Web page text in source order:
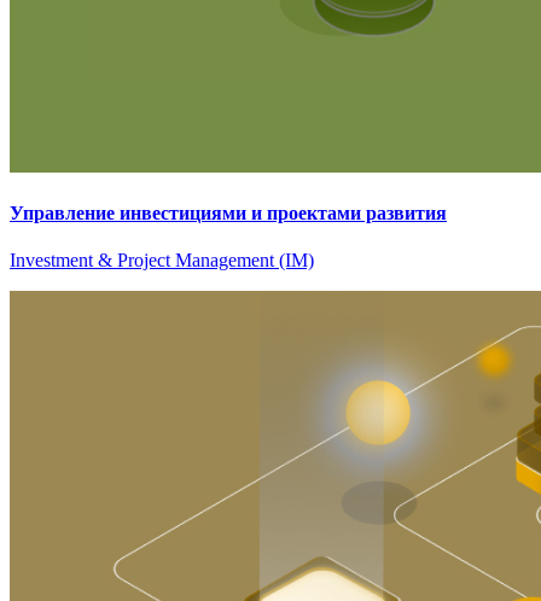
Управление инвестициями и проектами развития
Investment & Project Management (IM)